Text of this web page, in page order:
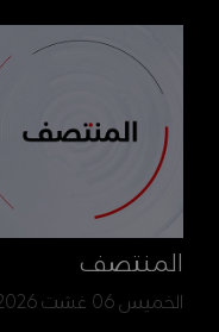
المنتصف
الخميس 06 غشت 2026